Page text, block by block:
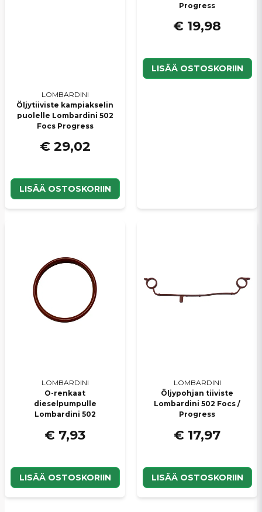
LOMBARDINI
Öljytiiviste kampiakselin
puolelle Lombardini 502
Focs Progress
€ 29,02
LISÄÄ OSTOSKORIIN
Progress
€ 19,98
LISÄÄ OSTOSKORIIN
LOMBARDINI
O-renkaat
dieselpumpulle
Lombardini 502
€ 7,93
LISÄÄ OSTOSKORIIN
LOMBARDINI
Öljypohjan tiiviste
Lombardini 502 Focs /
Progress
€ 17,97
LISÄÄ OSTOSKORIIN